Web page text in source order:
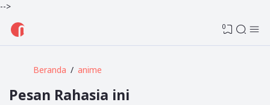
-->
0
Beranda anime
Pesan Rahasia ini